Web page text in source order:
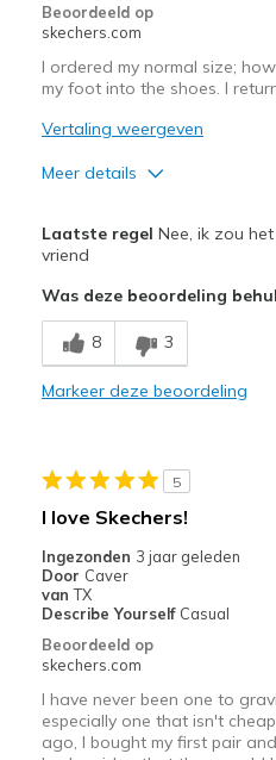
Beoordeeld op
skechers.com
I ordered my normal size;
my foot into the shoes. I
Vertaling weergeven
Meer details
Laatste regel Nee, ik zou
vriend
Was deze beoordeling
8 3
Markeer deze beoordeling
5
I love Skechers!
Ingezonden 3 jaar geleden
Door Caver
van TX
Describe Yourself Casual
Beoordeeld op
skechers.com
I have never been one to
especially one that isn't
ago, I bought my first pair